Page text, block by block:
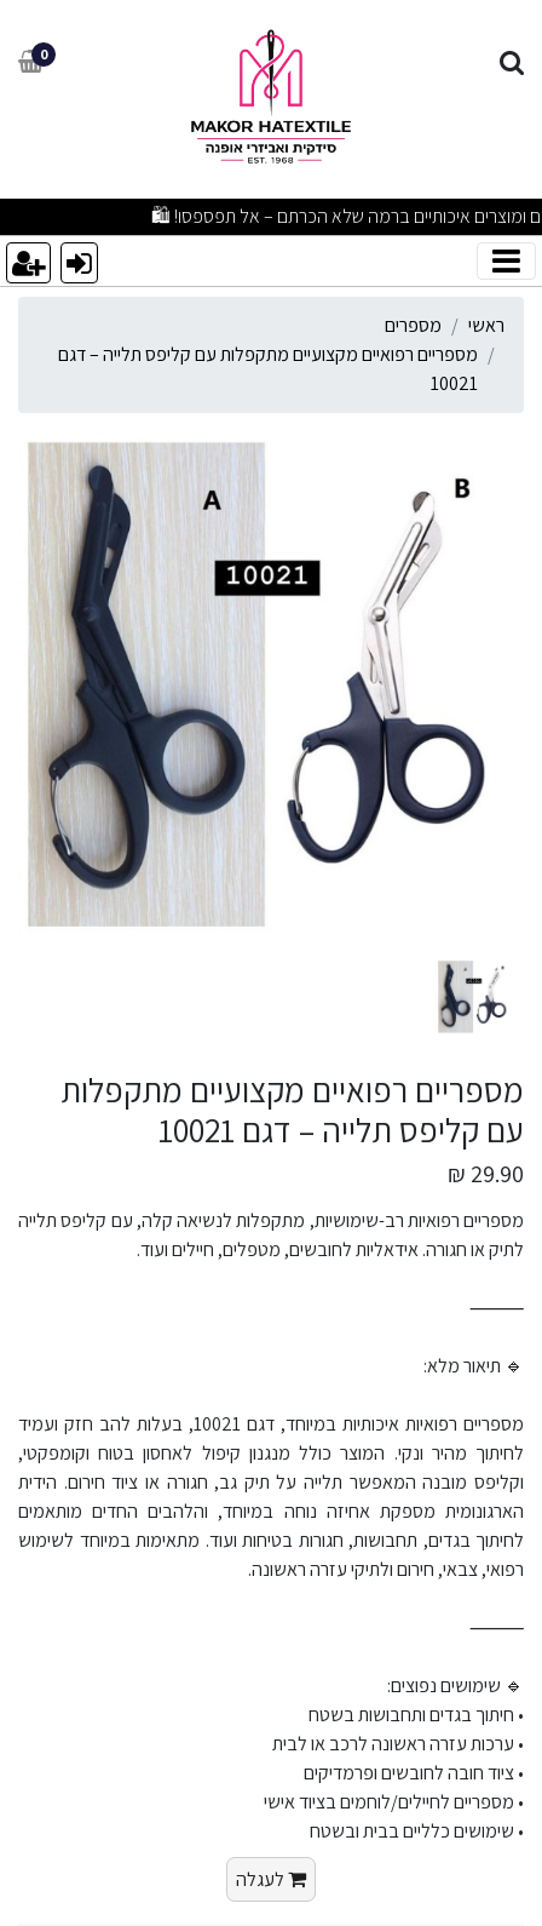
מספריים רפואיים מקצועיים 0
מבצעים מפתיעים ומוצרים איכותיים ברמה שלא הכרתם – אל תפספסו! 🛍️
ראשי
מספרים
מספריים רפואיים מקצועיים מתקפלות עם קליפס תלייה – דגם
10021
מספריים רפואיים מקצועיים מתקפלות
עם קליפס תלייה – דגם 10021
29.90 ₪
מספריים רפואיות רב-שימושיות, מתקפלות לנשיאה קלה, עם קליפס תלייה
לתיק או חגורה. אידאליות לחובשים, מטפלים, חיילים ועוד.
⸻
🔹 תיאור מלא:
מספריים רפואיות איכותיות במיוחד, דגם 10021, בעלות להב חזק ועמיד
לחיתוך מהיר ונקי. המוצר כולל מנגנון קיפול לאחסון בטוח וקומפקטי,
וקליפס מובנה המאפשר תלייה על תיק גב, חגורה או ציוד חירום. הידית
הארגונומית מספקת אחיזה נוחה במיוחד, והלהבים החדים מותאמים
לחיתוך בגדים, תחבושות, חגורות בטיחות ועוד. מתאימות במיוחד לשימוש
רפואי, צבאי, חירום ולתיקי עזרה ראשונה.
⸻
🔹 שימושים נפוצים:
• חיתוך בגדים ותחבושות בשטח
• ערכות עזרה ראשונה לרכב או לבית
• ציוד חובה לחובשים ופרמדיקים
• מספריים לחיילים/לוחמים בציוד אישי
• שימושים כלליים בבית ובשטח
לעגלה